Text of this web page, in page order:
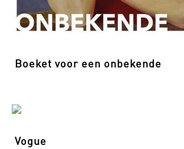
Boeket voor een onbekende
Vogue